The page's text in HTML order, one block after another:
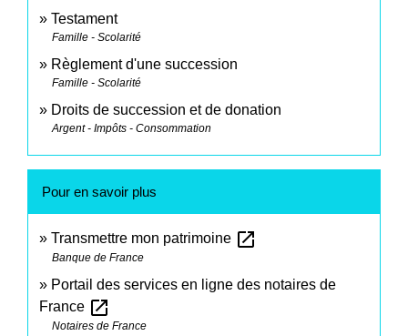
Testament
Famille - Scolarité
Règlement d'une succession
Famille - Scolarité
Droits de succession et de donation
Argent - Impôts - Consommation
Pour en savoir plus
Transmettre mon patrimoine open_in_new
Banque de France
Portail des services en ligne des notaires de
France open_in_new
Notaires de France